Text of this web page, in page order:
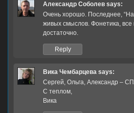
Александр Соболев says:
Очень хорошо. Последнее, “На
живых смыслов. Фонетика, все
достаточно.
Reply
Вика Чембарцева says:
Сергей, Ольга, Александр –
С теплом,
Вика